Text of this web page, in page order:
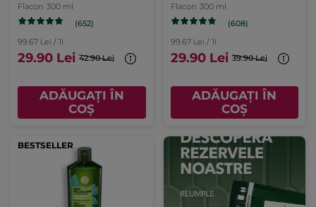
Flacon 300 ml
(652)
99.67 Lei / 1l
29.90 Lei 42.90 Lei
ADĂUGAȚI ÎN
COȘ
Flacon 300 ml
(608)
99.67 Lei / 1l
29.90 Lei 39.90 Lei
ADĂUGAȚI ÎN
COȘ
BESTSELLER